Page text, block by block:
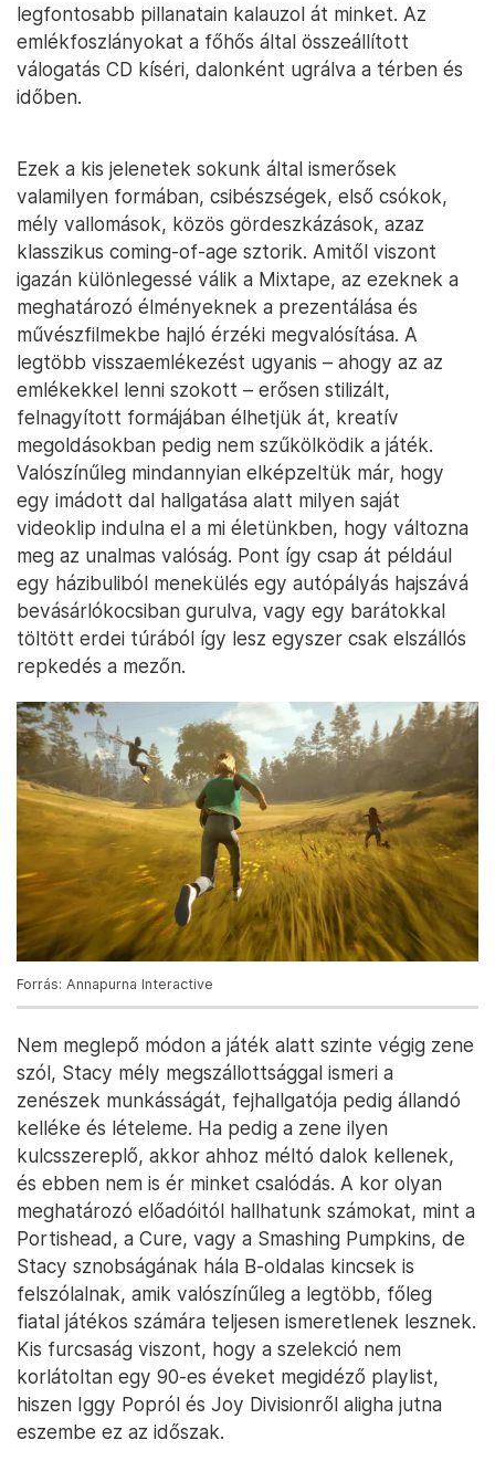
legfontosabb pillanatain kalauzol át minket. Az
emlékfoszlányokat a főhős által összeállított
válogatás CD kíséri, dalonként ugrálva a térben és
időben.
Ezek a kis jelenetek sokunk által ismerősek
valamilyen formában, csibészségek, első csókok,
mély vallomások, közös gördeszkázások, azaz
klasszikus coming-of-age sztorik. Amitől viszont
igazán különlegessé válik a Mixtape, az ezeknek a
meghatározó élményeknek a prezentálása és
művészfilmekbe hajló érzéki megvalósítása. A
legtöbb visszaemlékezést ugyanis – ahogy az az
emlékekkel lenni szokott – erősen stilizált,
felnagyított formájában élhetjük át, kreatív
megoldásokban pedig nem szűkölködik a játék.
Valószínűleg mindannyian elképzeltük már, hogy
egy imádott dal hallgatása alatt milyen saját
videoklip indulna el a mi életünkben, hogy változna
meg az unalmas valóság. Pont így csap át például
egy házibuliból menekülés egy autópályás hajszává
bevásárlókocsiban gurulva, vagy egy barátokkal
töltött erdei túrából így lesz egyszer csak elszállós
repkedés a mezőn.
Forrás: Annapurna Interactive
Nem meglepő módon a játék alatt szinte végig zene
szól, Stacy mély megszállottsággal ismeri a
zenészek munkásságát, fejhallgatója pedig állandó
kelléke és lételeme. Ha pedig a zene ilyen
kulcsszereplő, akkor ahhoz méltó dalok kellenek,
és ebben nem is ér minket csalódás. A kor olyan
meghatározó előadóitól hallhatunk számokat, mint a
Portishead, a Cure, vagy a Smashing Pumpkins, de
Stacy sznobságának hála B-oldalas kincsek is
felszólalnak, amik valószínűleg a legtöbb, főleg
fiatal játékos számára teljesen ismeretlenek lesznek.
Kis furcsaság viszont, hogy a szelekció nem
korlátoltan egy 90-es éveket megidéző playlist,
hiszen Iggy Popról és Joy Divisionről aligha jutna
eszembe ez az időszak.